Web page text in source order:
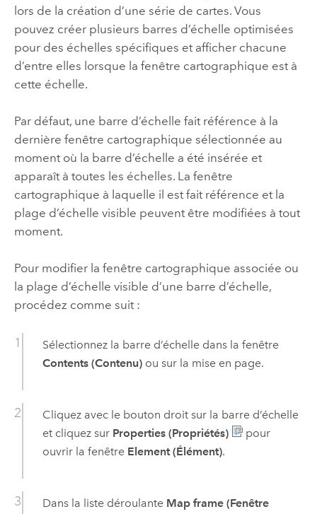
lors de la création d’une série de cartes. Vous
pouvez créer plusieurs barres d’échelle optimisées
pour des échelles spécifiques et afficher chacune
d’entre elles lorsque la fenêtre cartographique est à
cette échelle.
Par défaut, une barre d’échelle fait référence à la
dernière fenêtre cartographique sélectionnée au
moment où la barre d’échelle a été insérée et
apparaît à toutes les échelles. La fenêtre
cartographique à laquelle il est fait référence et la
plage d’échelle visible peuvent être modifiées à tout
moment.
Pour modifier la fenêtre cartographique associée ou
la plage d’échelle visible d’une barre d’échelle,
procédez comme suit :
Sélectionnez la barre d’échelle dans la fenêtre
Contents (Contenu)ou sur la mise en page.
Cliquez avec le bouton droit sur la barre d’échelle
et cliquez sur Properties (Propriétés)
pour
ouvrir la fenêtre Element (Élément).
Dans la liste déroulante Map frame (Fenêtre